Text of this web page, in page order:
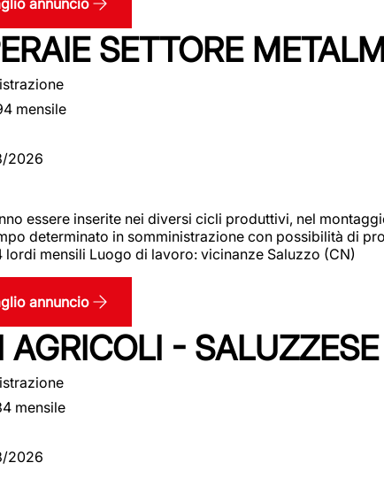
SETTORE
mensile
2026
essere inserite nei diversi cicli produttivi, nel
determinato in somministrazione con possibilità di
lordi mensili Luogo di lavoro: vicinanze Saluzzo (CN)
annuncio
AGRICOLI - SALUZZESE
mensile
2026